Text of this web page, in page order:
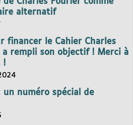
alternatif
financer le Cahier Charles
a rempli son objectif ! Merci à
!
un numéro spécial de